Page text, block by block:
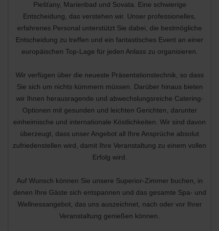
Piešťany, Marienbad und Sovata. Eine schwierige
Entscheidung, das verstehen wir. Unser professionelles,
erfahrenes Personal unterstützt Sie dabei, die bestmögliche
Entscheidung zu treffen und ein fantastisches Event an einer
europäischen Top-Lage für jeden Anlass zu organisieren.
Wir verfügen über die neueste Präsentationstechnik, so dass
Sie sich um nichts kümmern müssen. Darüber hinaus bieten
wir Ihnen herausragende und abwechslungsreiche Catering-
Optionen mit gesunden und leichten Gerichten, darunter
einheimische und internationale Köstlichkeiten. Wir sind davon
überzeugt, dass unser Angebot all Ihre Ansprüche absolut
zufriedenstellen wird, damit Ihre Veranstaltung zu einem vollen
Erfolg wird.
Auf Wunsch können Sie unsere Superior-Zimmer buchen, in
denen Ihre Gäste sich entspannen und das gesamte Spa- und
Wellnessangebot, das uns auszeichnet, nach oder vor Ihrer
Veranstaltung genießen können.